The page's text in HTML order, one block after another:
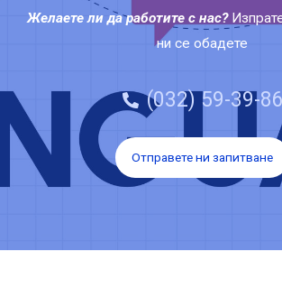
Желаете ли да работите с нас?
ни се обадете
(032) 59-39-86
Отправете ни запитване